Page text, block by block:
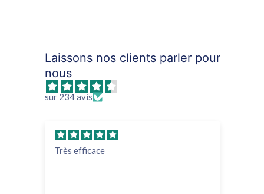
Laissons nos clients parler pour
nous
sur 234 avis
Très efficace